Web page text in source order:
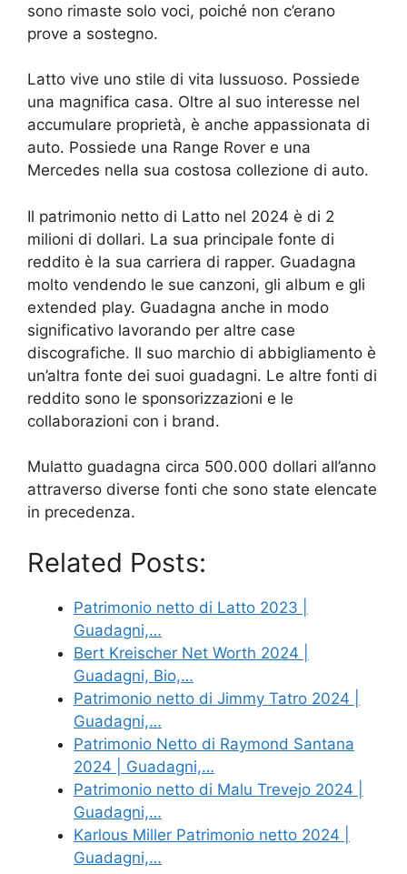
sono rimaste solo voci, poiché non c’erano
prove a sostegno.
Latto vive uno stile di vita lussuoso. Possiede
una magnifica casa. Oltre al suo interesse nel
accumulare proprietà, è anche appassionata di
auto. Possiede una Range Rover e una
Mercedes nella sua costosa collezione di auto.
Il patrimonio netto di Latto nel 2024 è di 2
milioni di dollari. La sua principale fonte di
reddito è la sua carriera di rapper. Guadagna
molto vendendo le sue canzoni, gli album e gli
extended play. Guadagna anche in modo
significativo lavorando per altre case
discografiche. Il suo marchio di abbigliamento è
un’altra fonte dei suoi guadagni. Le altre fonti di
reddito sono le sponsorizzazioni e le
collaborazioni con i brand.
Mulatto guadagna circa 500.000 dollari all’anno
attraverso diverse fonti che sono state elencate
in precedenza.
Related Posts:
Patrimonio netto di Latto 2023 |
Guadagni,…
Bert Kreischer Net Worth 2024 |
Guadagni, Bio,…
Patrimonio netto di Jimmy Tatro 2024 |
Guadagni,…
Patrimonio Netto di Raymond Santana
2024 | Guadagni,…
Patrimonio netto di Malu Trevejo 2024 |
Guadagni,…
Karlous Miller Patrimonio netto 2024 |
Guadagni,…